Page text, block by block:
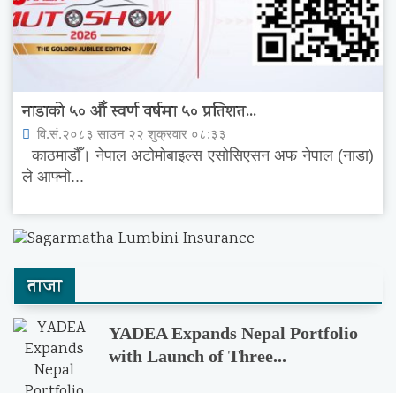
नाडाको ५० औँ स्वर्ण वर्षमा ५० प्रतिशत...
वि.सं.२०८३ साउन २२ शुक्रवार ०८:३३
काठमाडौँ। नेपाल अटोमोबाइल्स एसोसिएसन अफ नेपाल (नाडा)
ले आफ्नो...
ताजा
YADEA Expands Nepal Portfolio
with Launch of Three...